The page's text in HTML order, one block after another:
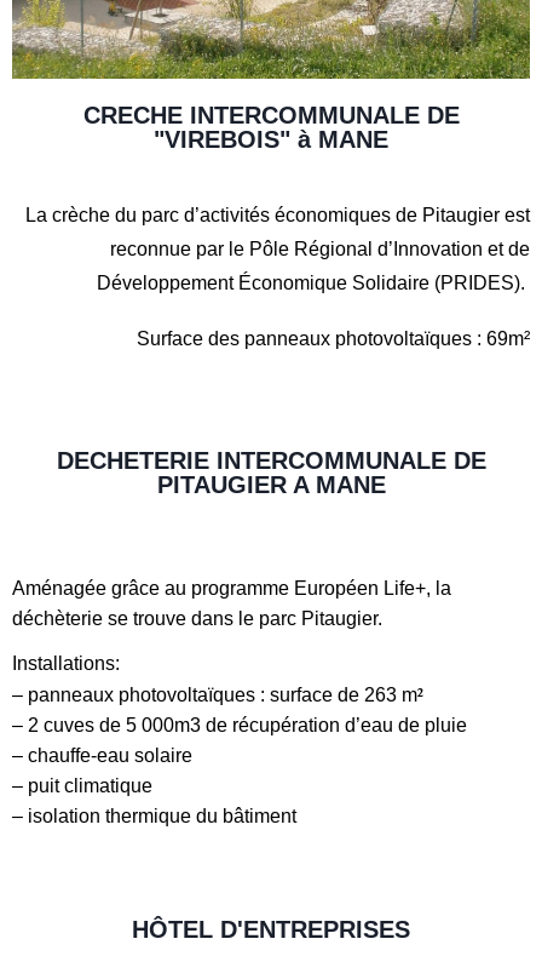
CRECHE INTERCOMMUNALE DE
"VIREBOIS" à MANE
La crèche du parc d’activités économiques de Pitaugier est
reconnue par le Pôle Régional d’Innovation et de
Développement Économique Solidaire (PRIDES).
Surface des panneaux photovoltaïques : 69m²
DECHETERIE INTERCOMMUNALE DE
PITAUGIER A MANE
Aménagée grâce au programme Européen Life+, la
déchèterie se trouve dans le parc Pitaugier.
Installations:
– panneaux photovoltaïques : surface de 263 m²
– 2 cuves de 5 000m3 de récupération d’eau de pluie
– chauffe-eau solaire
– puit climatique
– isolation thermique du bâtiment
HÔTEL D'ENTREPRISES